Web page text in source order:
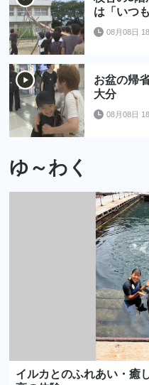
は「いつ
08月08日
お盆の帰
大分
08月08日
ゆ～わく
イルカとのふれあい・癒